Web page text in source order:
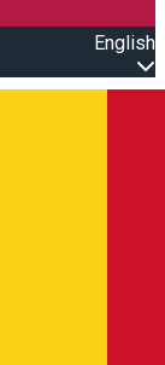
English